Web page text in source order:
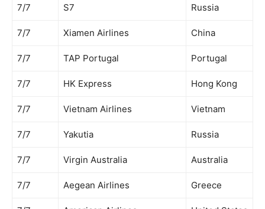
7/7 S7 Russia
7/7 Xiamen Airlines China
7/7 TAP Portugal Portugal
7/7 HK Express Hong Kong
7/7 Vietnam Airlines Vietnam
7/7 Yakutia Russia
7/7 Virgin Australia Australia
7/7 Aegean Airlines Greece